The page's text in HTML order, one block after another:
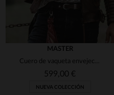
MASTER
Cuero de vaqueta envejecido, costuras a mano y estilo biker rebelde.
599,00 €
NUEVA COLECCIÓN